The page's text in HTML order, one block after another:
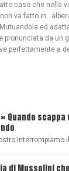
caso che nella
va fatto
ed
pronunciata da un
perfettamente a
Quando
Interrompiamo
di Mussolini